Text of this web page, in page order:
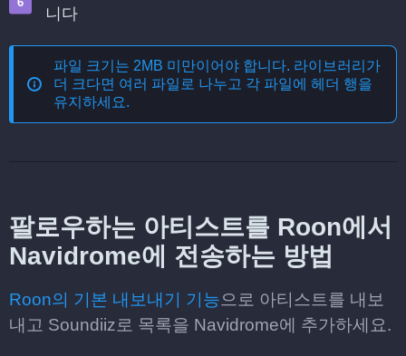
니다
파일 크기는 2MB 미만이어야 합니다. 라이브러리가
더 크다면 여러 파일로 나누고 각 파일에 헤더 행을
유지하세요.
팔로우하는 아티스트를 Roon에서
Navidrome에 전송하는 방법
Roon의 기본 내보내기 기능으로 아티스트를 내보
내고 Soundiiz로 목록을 Navidrome에 추가하세요.